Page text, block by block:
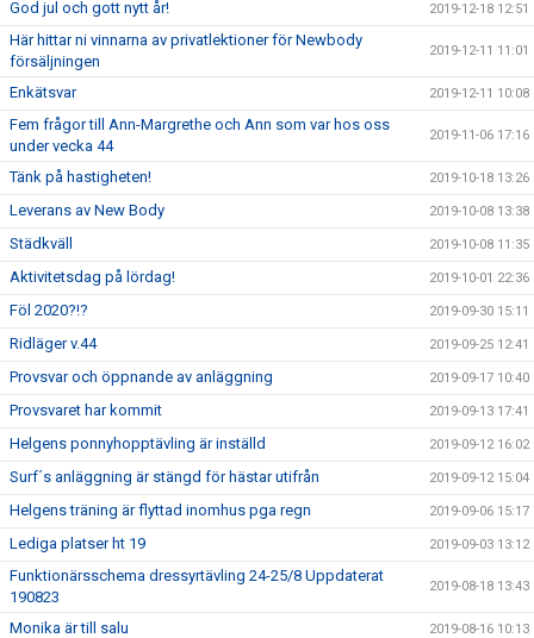
God jul och gott nytt år! 2019-12-18 12:51
Här hittar ni vinnarna av privatlektioner för Newbody
försäljningen
2019-12-11 11:01
Enkätsvar 2019-12-11 10:08
Fem frågor till Ann-Margrethe och Ann som var hos oss
under vecka 44
2019-11-06 17:16
Tänk på hastigheten! 2019-10-18 13:26
Leverans av New Body 2019-10-08 13:38
Städkväll 2019-10-08 11:35
Aktivitetsdag på lördag! 2019-10-01 22:36
Föl 2020?!? 2019-09-30 15:11
Ridläger v.44 2019-09-25 12:41
Provsvar och öppnande av anläggning 2019-09-17 10:40
Provsvaret har kommit 2019-09-13 17:41
Helgens ponnyhopptävling är inställd 2019-09-12 16:02
Surf´s anläggning är stängd för hästar utifrån 2019-09-12 15:04
Helgens träning är flyttad inomhus pga regn 2019-09-06 15:17
Lediga platser ht 19 2019-09-03 13:12
Funktionärsschema dressyrtävling 24-25/8 Uppdaterat
190823
2019-08-18 13:43
Monika är till salu 2019-08-16 10:13